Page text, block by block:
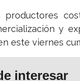
y
este viernes
interesar